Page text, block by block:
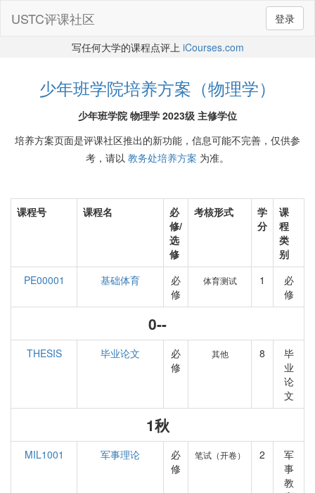
登录
USTC评课社区
写任何大学的课程点评上 iCourses.com
少年班学院培养方案（物理学）
少年班学院 物理学 2023级 主修学位
培养方案页面是评课社区推出的新功能，信息可能不完善，仅供参
考，请以 教务处培养方案 为准。
课程号 课程名
必
修/
选
修
考核形式
学
分
课
程
类
别
PE00001
基础体育
必
修
体育测试 1
必
修
0--
THESIS 毕业论文
必
修
其他 8
毕
业
论
文
1秋
MIL1001 军事理论
必
修
笔试（开卷） 2
军
事
教